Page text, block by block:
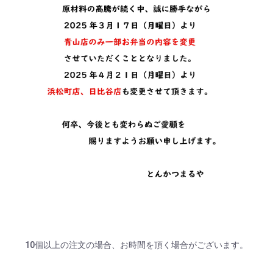
10個以上の注文の場合、お時間を頂く場合がございます。